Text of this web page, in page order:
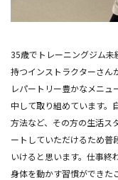
35歳でトレーニングジム
持つインストラクターさん
レパートリー豊かなメニ
中して取り組めています。
方法など、その方の生活ス
ートしていただけるため普
いけると思います。仕事終
身体を動かす習慣ができた